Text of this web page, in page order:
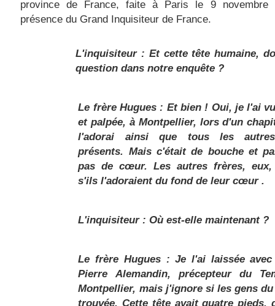
province de France, faite à Paris le 9 novembre
présence du Grand Inquisiteur de France.
L'inquisiteur : Et cette tête humaine,
question dans notre enquête ?
Le frère Hugues : Et bien ! Oui, je l'ai
et palpée, à Montpellier, lors d'un
l'adorai ainsi que tous les
présents. Mais c'était de bouche et
pas de cœur. Les autres frères, eux,
s'ils l'adoraient du fond de leur cœur .
L'inquisiteur : Où est-elle maintenant ?
Le frère Hugues : Je l'ai laissée
Pierre Alemandin, précepteur du
Montpellier, mais j'ignore si les gens
trouvée.Cette tête avait quatre pieds,